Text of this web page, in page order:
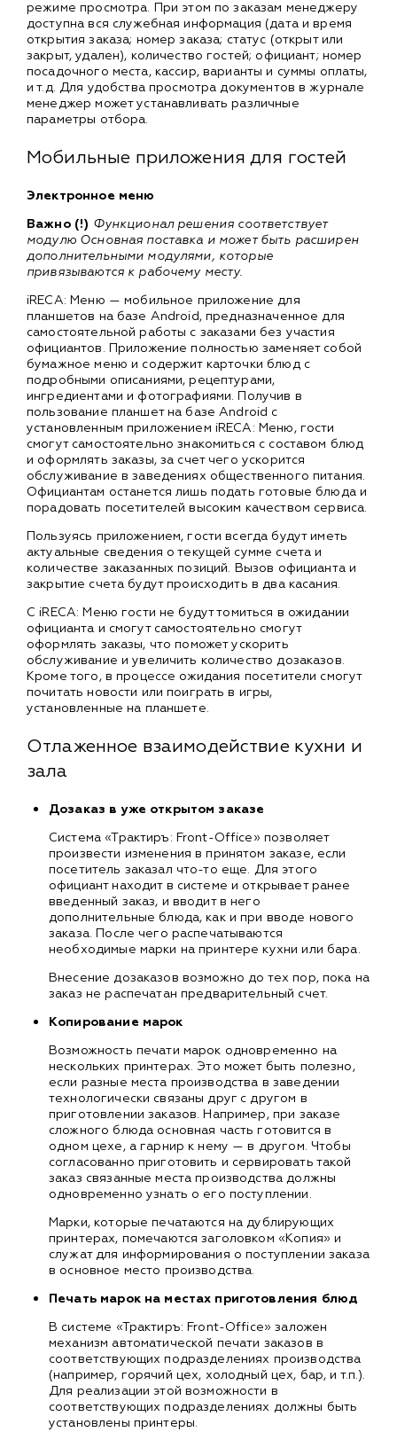
режиме просмотра. При этом по заказам менеджеру
доступна вся служебная информация (дата и время
открытия заказа; номер заказа; статус (открыт или
закрыт, удален), количество гостей; официант; номер
посадочного места, кассир, варианты и суммы оплаты,
и т.д. Для удобства просмотра документов в журнале
менеджер может устанавливать различные
параметры отбора.
Мобильные приложения для гостей
Электронное меню
Важно (!) Функционал решения соответствует
модулю Основная поставка и может быть расширен
дополнительными модулями, которые
привязываются к рабочему месту.
iRECA: Меню — мобильное приложение для
планшетов на базе Android, предназначенное для
самостоятельной работы с заказами без участия
официантов. Приложение полностью заменяет собой
бумажное меню и содержит карточки блюд с
подробными описаниями, рецептурами,
ингредиентами и фотографиями. Получив в
пользование планшет на базе Android с
установленным приложением iRECA: Меню, гости
смогут самостоятельно знакомиться с составом блюд
и оформлять заказы, за счет чего ускорится
обслуживание в заведениях общественного питания.
Официантам останется лишь подать готовые блюда и
порадовать посетителей высоким качеством сервиса.
Пользуясь приложением, гости всегда будут иметь
актуальные сведения о текущей сумме счета и
количестве заказанных позиций. Вызов официанта и
закрытие счета будут происходить в два касания.
С iRECA: Меню гости не будут томиться в ожидании
официанта и смогут самостоятельно смогут
оформлять заказы, что поможет ускорить
обслуживание и увеличить количество дозаказов.
Кроме того, в процессе ожидания посетители смогут
почитать новости или поиграть в игры,
установленные на планшете.
Отлаженное взаимодействие кухни и
зала
Дозаказ в уже открытом заказе
Система «Трактиръ: Front-Office» позволяет
произвести изменения в принятом заказе, если
посетитель заказал что-то еще. Для этого
официант находит в системе и открывает ранее
введенный заказ, и вводит в него
дополнительные блюда, как и при вводе нового
заказа. После чего распечатываются
необходимые марки на принтере кухни или бара.
Внесение дозаказов возможно до тех пор, пока на
заказ не распечатан предварительный счет.
Копирование марок
Возможность печати марок одновременно на
нескольких принтерах. Это может быть полезно,
если разные места производства в заведении
технологически связаны друг с другом в
приготовлении заказов. Например, при заказе
сложного блюда основная часть готовится в
одном цехе, а гарнир к нему — в другом. Чтобы
согласованно приготовить и сервировать такой
заказ связанные места производства должны
одновременно узнать о его поступлении.
Марки, которые печатаются на дублирующих
принтерах, помечаются заголовком «Копия» и
служат для информирования о поступлении заказа
в основное место производства.
Печать марок на местах приготовления блюд
В системе «Трактиръ: Front-Office» заложен
механизм автоматической печати заказов в
соответствующих подразделениях производства
(например, горячий цех, холодный цех, бар, и т.п.).
Для реализации этой возможности в
соответствующих подразделениях должны быть
установлены принтеры.